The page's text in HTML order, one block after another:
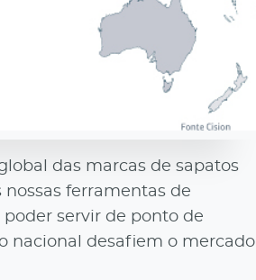
das marcas de sapatos
ferramentas de
servir de ponto de
nacional desafiem o mercado